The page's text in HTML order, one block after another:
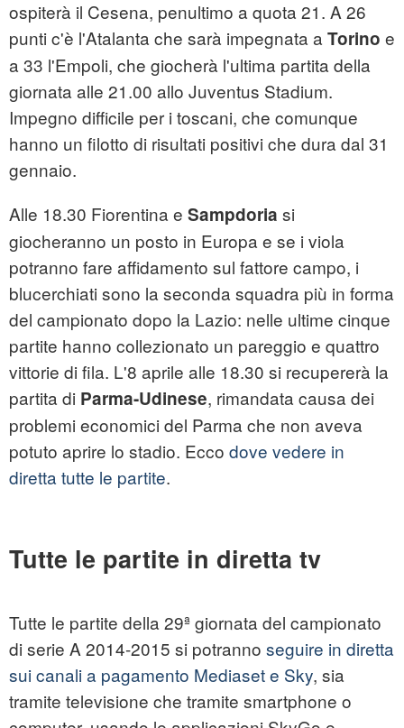
ospiterà il Cesena, penultimo a quota 21. A 26
punti c'è l'Atalanta che sarà impegnata a Torino e
a 33 l'Empoli, che giocherà l'ultima partita della
giornata alle 21.00 allo Juventus Stadium.
Impegno difficile per i toscani, che comunque
hanno un filotto di risultati positivi che dura dal 31
gennaio.
Alle 18.30 Fiorentina e Sampdoria si
giocheranno un posto in Europa e se i viola
potranno fare affidamento sul fattore campo, i
blucerchiati sono la seconda squadra più in forma
del campionato dopo la Lazio: nelle ultime cinque
partite hanno collezionato un pareggio e quattro
vittorie di fila. L'8 aprile alle 18.30 si recupererà la
partita di Parma-Udinese, rimandata causa dei
problemi economici del Parma che non aveva
potuto aprire lo stadio. Ecco dove vedere in
diretta tutte le partite.
Tutte le partite in diretta tv
Tutte le partite della 29ª giornata del campionato
di serie A 2014-2015 si potranno seguire in diretta
sui canali a pagamento Mediaset e Sky, sia
tramite televisione che tramite smartphone o